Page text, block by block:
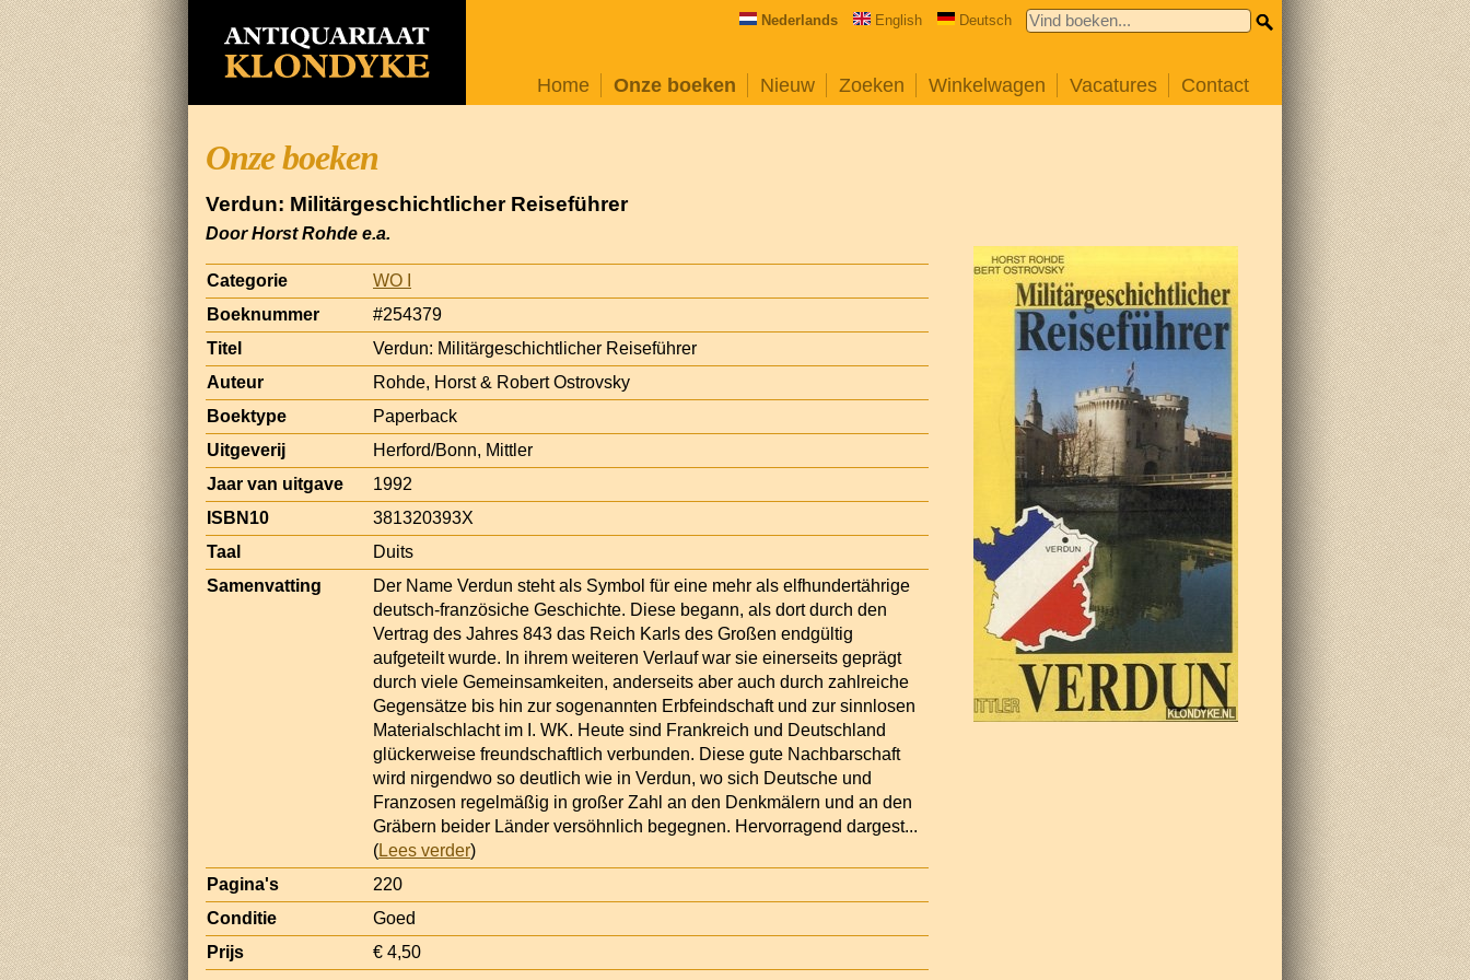
Nederlands English Deutsch
Home Onze boeken Nieuw Zoeken Winkelwagen Vacatures Contact
Onze boeken
Verdun: Militärgeschichtlicher Reiseführer
Door Horst Rohde e.a.
Categorie
WO I
Boeknummer
#254379
Titel
Verdun: Militärgeschichtlicher Reiseführer
Auteur
Rohde, Horst & Robert Ostrovsky
Boektype
Paperback
Uitgeverij
Herford/Bonn, Mittler
Jaar van uitgave
1992
ISBN10
381320393X
Taal
Duits
Samenvatting
Der Name Verdun steht als Symbol für eine mehr als elfhundertährige
deutsch-französiche Geschichte. Diese begann, als dort durch den
Vertrag des Jahres 843 das Reich Karls des Großen endgültig
aufgeteilt wurde. In ihrem weiteren Verlauf war sie einerseits geprägt
durch viele Gemeinsamkeiten, anderseits aber auch durch zahlreiche
Gegensätze bis hin zur sogenannten Erbfeindschaft und zur sinnlosen
Materialschlacht im I. WK. Heute sind Frankreich und Deutschland
glückerweise freundschaftlich verbunden. Diese gute Nachbarschaft
wird nirgendwo so deutlich wie in Verdun, wo sich Deutsche und
Franzosen regelmäßig in großer Zahl an den Denkmälern und an den
Gräbern beider Länder versöhnlich begegnen. Hervorragend dargest...
(Lees verder)
Pagina's
220
Conditie
Goed
Prijs
€ 4,50